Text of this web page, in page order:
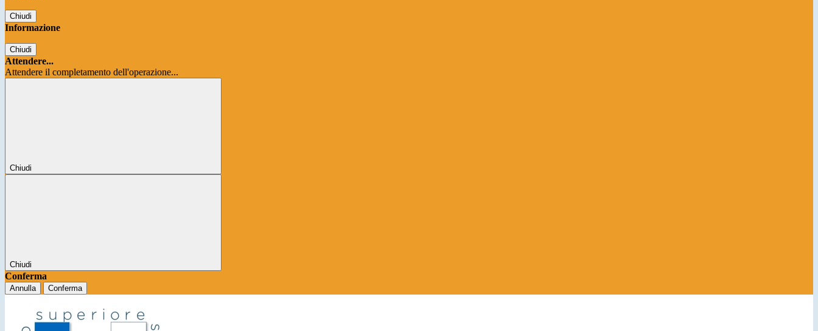
Chiudi
Informazione
Chiudi
Attendere...
Attendere il completamento dell'operazione...
Chiudi
Chiudi
Conferma
Annulla Conferma